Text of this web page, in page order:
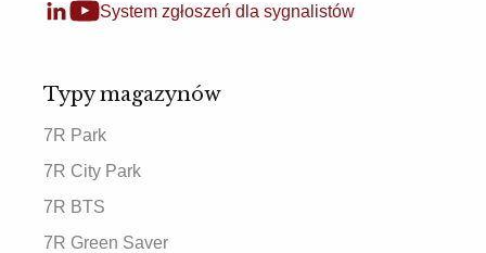
System zgłoszeń dla sygnalistów
Typy magazynów
7R Park
7R City Park
7R BTS
7R Green Saver